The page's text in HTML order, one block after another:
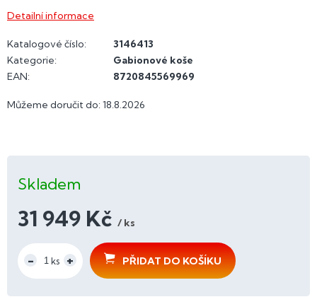
Můžeme doručit do: 18.8.2026
Skladem
31 949 Kč / ks
cena:
PŘIDAT DO KOŠÍKU
Detailní informace
Katalogové číslo:
3146413
Kategorie:
Gabionové koše
EAN: 8720845569969